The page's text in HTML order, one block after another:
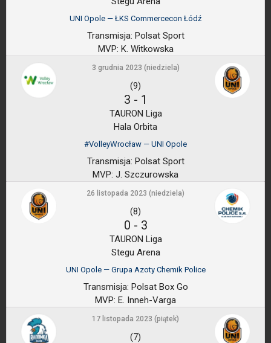
UNI Opole — ŁKS Commercecon Łódź
Transmisja: Polsat Sport
MVP: K. Witkowska
3 grudnia 2023 (niedziela)
(9)
3 - 1
TAURON Liga
Hala Orbita
#VolleyWrocław — UNI Opole
Transmisja: Polsat Sport
MVP: J. Szczurowska
26 listopada 2023 (niedziela)
(8)
0 - 3
TAURON Liga
Stegu Arena
UNI Opole — Grupa Azoty Chemik Police
Transmisja: Polsat Box Go
MVP: E. Inneh-Varga
17 listopada 2023 (piątek)
(7)